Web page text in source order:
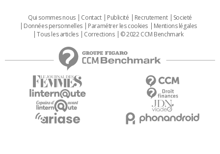
Qui sommes nous Contact Publicité Recrutement
Societé
Données personnelles
Paramétrer les cookies
Mentions légales
Tous les articles
Corrections © 2022 CCM Benchmark